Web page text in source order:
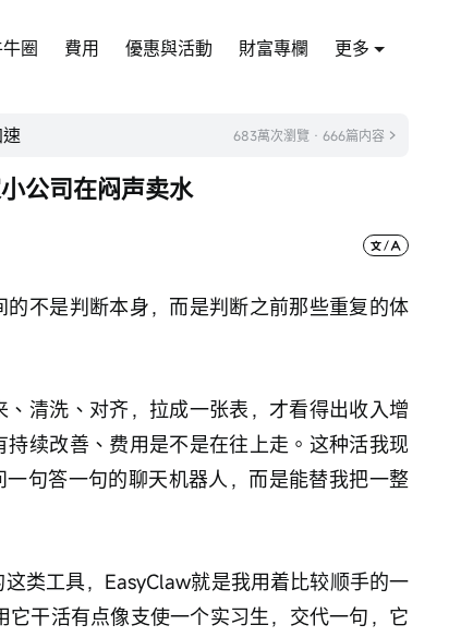
圈 費用 優惠與活動 財富專欄 更多
683萬次瀏覽 · 666篇内容
公司在闷声卖水
不是判断本身，而是判断之前那些重复的体
清洗、对齐，拉成一张表，才看得出收入增
续改善、费用是不是在往上走。这种活我现
句答一句的聊天机器人，而是能替我把一整
类工具，EasyClaw就是我用着比较顺手的一
干活有点像支使一个实习生，交代一句，它